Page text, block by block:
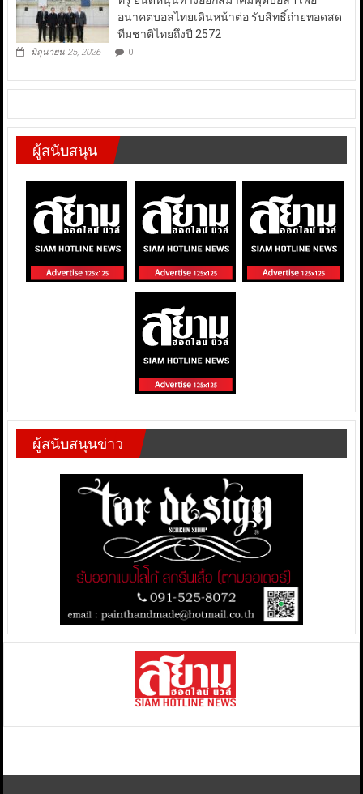
อนาคตบอลไทยเดินหน้าต่อ รับสิทธิ์ถ่ายทอดสด
ทีมชาติไทยถึงปี 2572
มิถุนายน 25, 2026 0
ผู้สนับสนุน
ผู้สนับสนุนข่าว